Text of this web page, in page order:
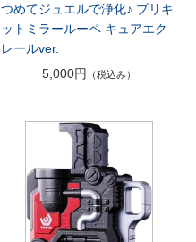
つめてジュエルで浄化♪ プリキ
ットミラールーペ キュアエク
レールver.
5,000円
（税込み）